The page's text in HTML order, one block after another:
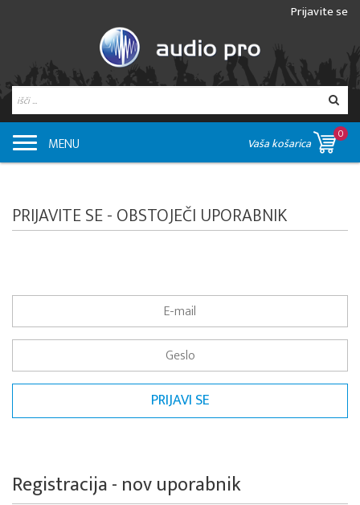
Prijavite se
MENU Vaša košarica
0
PRIJAVITE SE - OBSTOJEČI UPORABNIK
Registracija - nov uporabnik